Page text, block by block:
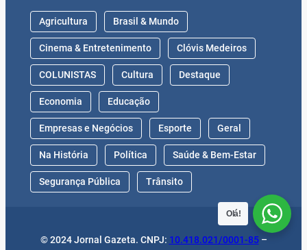
Agricultura Brasil & Mundo
Cinema & Entretenimento Clóvis Medeiros
COLUNISTAS Cultura Destaque
Economia Educação
Empresas e Negócios Esporte Geral
Na História Política Saúde & Bem-Estar
Segurança Pública Trânsito
© 2024 Jornal Gazeta. CNPJ: 10.418.021/0001-85–
Olá!